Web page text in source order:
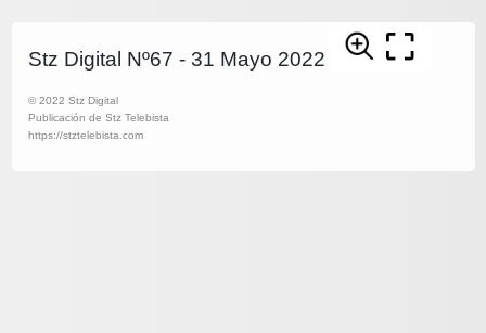
Stz Digital Nº67 - 31 Mayo 2022
© 2022 Stz Digital
Publicación de Stz Telebista
https://stztelebista.com